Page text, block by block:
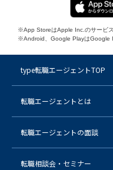
※App StoreはApple Inc.のサービス
※Android、Google PlayはGoogle
type転職エージェントTOP
転職エージェントとは
転職エージェントの面談
転職相談会・セミナー